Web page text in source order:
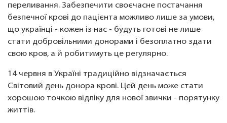
переливання. Забезпечити своєчасне постачання
безпечної крові до пацієнта можливо лише за умови,
що українці - кожен із нас - будуть готові не лише
стати добровільними донорами і безоплатно здати
свою кров, а й робитимуть це регулярно.
14 червня в Україні традиційно відзначається
Світовий день донора крові. Цей день може стати
хорошою точкою відліку для нової звички - порятунку
життів.